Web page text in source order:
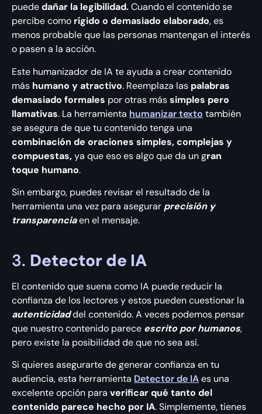
puededañar la legibilidad.Cuando el contenido se
percibe como rígido o demasiado elaborado, es
menos probable que las personas mantengan el interés
o pasen a la acción.
Este humanizador de IA te ayuda a crear contenido
más humano y atractivo. Reemplaza las palabras
demasiado formales por otras mássimples pero
llamativas. La herramienta humanizar texto también
se asegura de que tu contenido tenga una
combinación de oraciones simples, complejas y
compuestas,ya que eso es algo que da un gran
toque humano.
Sin embargo, puedes revisar el resultado de la
herramienta una vez para asegurar precisión y
transparenciaen el mensaje.
3. Detector de IA
El contenido que suena como IA puede reducir la
confianza de los lectores y estos pueden cuestionar la
autenticidaddel contenido. A veces podemos pensar
que nuestro contenido parece escrito por humanos,
pero existe la posibilidad de que no sea así.
Si quieres asegurarte de generar confianza en tu
audiencia, esta herramienta Detector de IAes una
excelente opción para verificar qué tanto del
contenido parece hecho por IA. Simplemente, tienes